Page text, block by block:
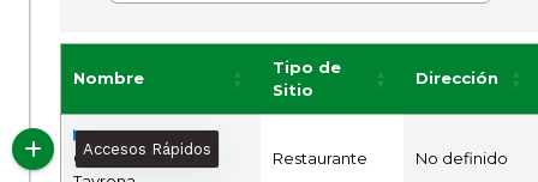
Nombre
Tipo de
Sitio
Dirección
Comidas Rapidas
Restaurante No definido
Accesos Rápidos